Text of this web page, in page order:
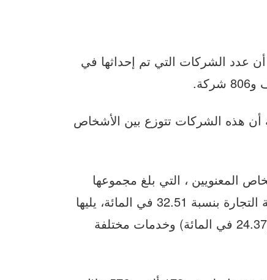
عدد الشركات التي تم إحداثها في
أن هذه الشركات تتوزع بين الأشخاص
المعنويين ، التي بلغ مجموعها
697.400 سنة 2020 ، يظهر التقسيم القطاعي هيمنة التجارة بنسبة 32.51 في المائة، يليها
قطاع البناء والأشغال العمومية والأنشطة العقارية (24.37 في المائة) وخدمات مختلفة